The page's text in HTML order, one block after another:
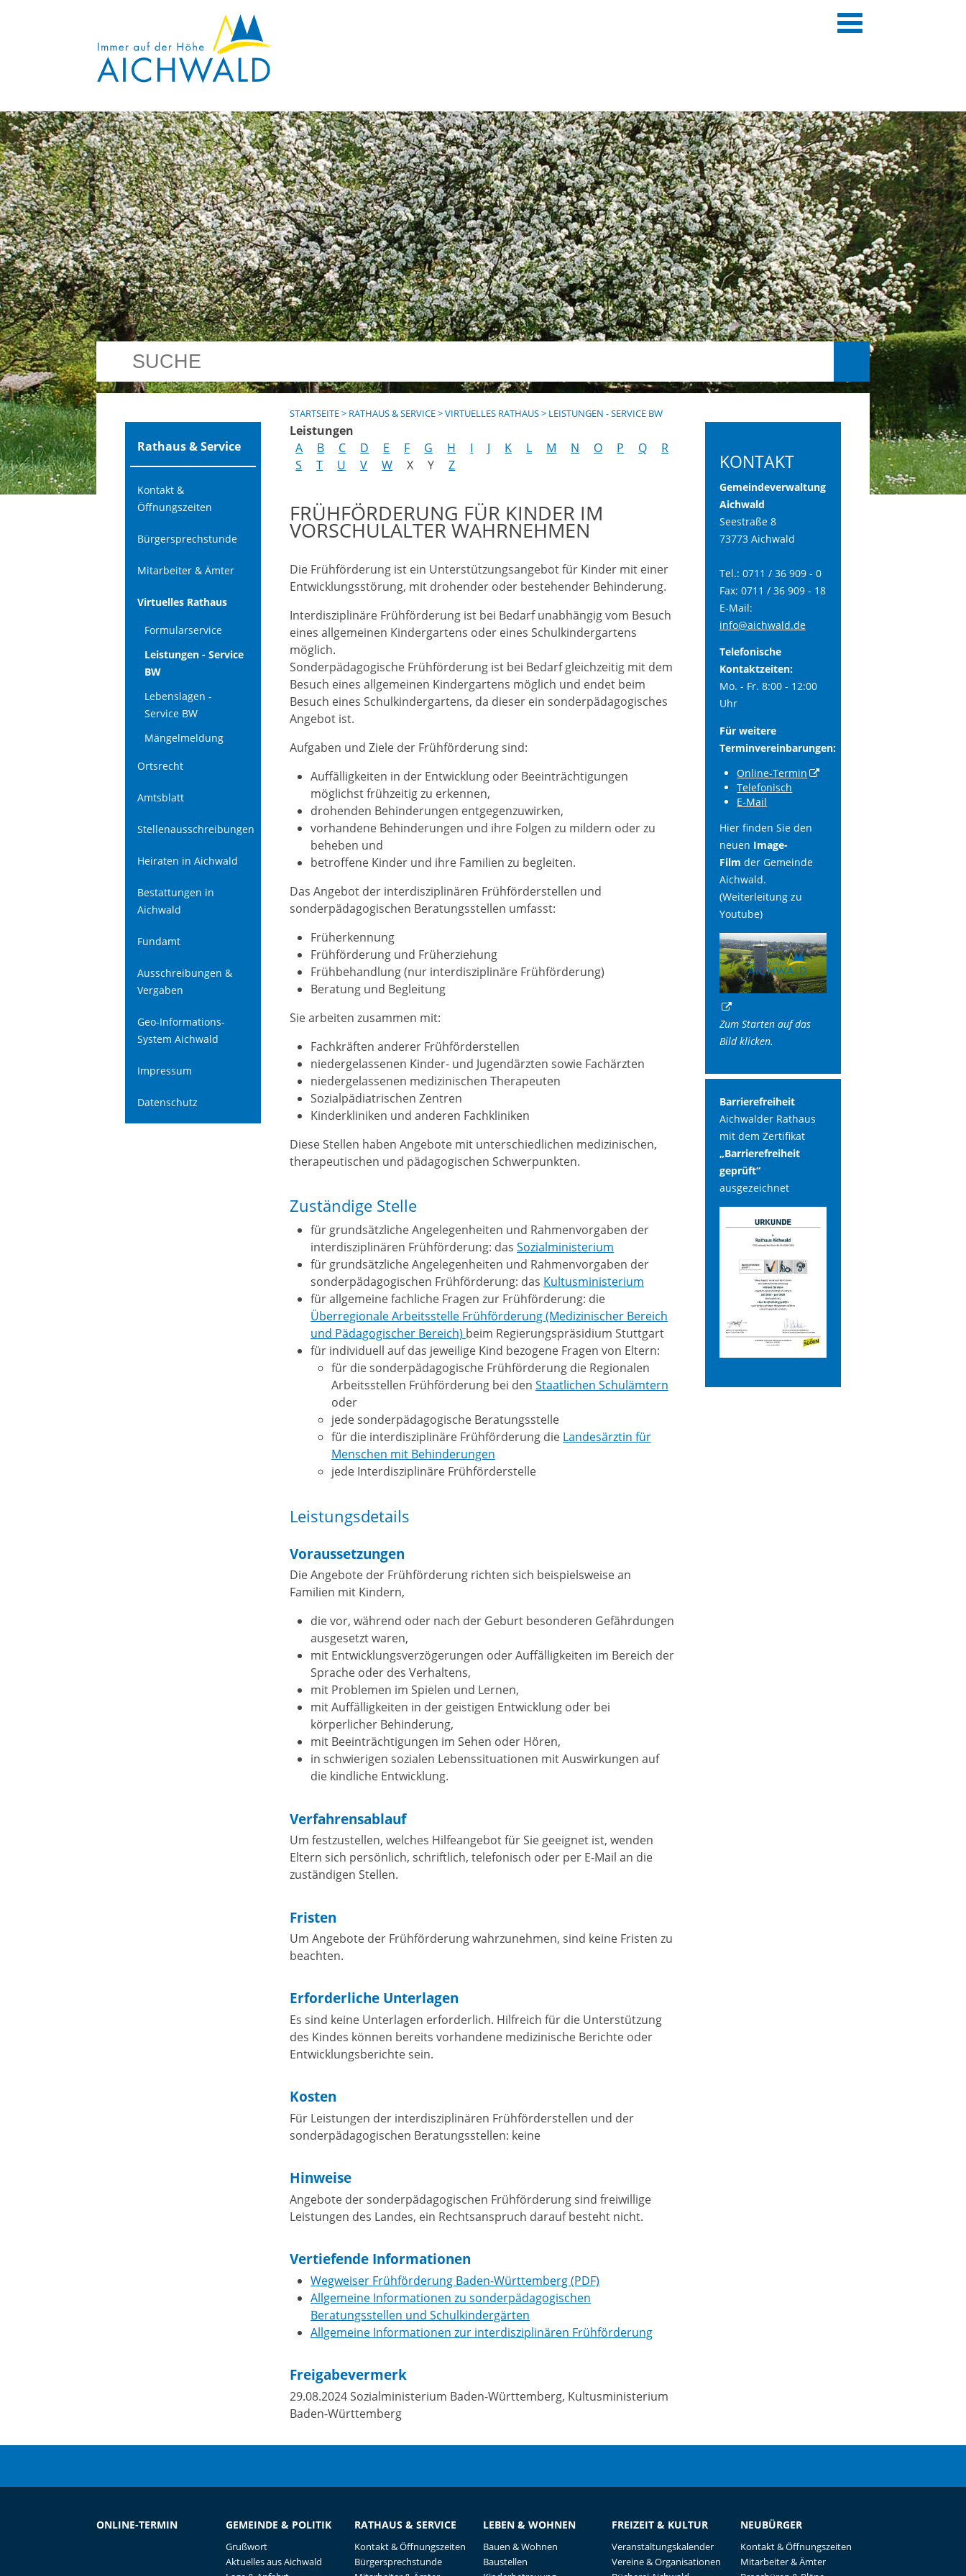
Rathaus & Service
Kontakt &
Öffnungszeiten
Bürgersprechstunde
Mitarbeiter & Ämter
Virtuelles Rathaus
Formularservice
Leistungen - Service
BW
Lebenslagen -
Service BW
Mängelmeldung
Ortsrecht
Amtsblatt
Stellenausschreibungen
Heiraten in Aichwald
Bestattungen in
Aichwald
Fundamt
Ausschreibungen &
Vergaben
Geo-Informations-
System Aichwald
Impressum
Datenschutz
STARTSEITE> RATHAUS & SERVICE>VIRTUELLES RATHAUS> LEISTUNGEN - SERVICE BW
Leistungen
A
B C D E F G H I J K L M N O P Q
R
S
T U V W X Y Z
FRÜHFÖRDERUNG FÜR KINDER IM
VORSCHULALTER WAHRNEHMEN
Die Frühförderung ist ein Unterstützungsangebot für Kinder mit einer
Entwicklungsstörung, mit drohender oder bestehender Behinderung.
Interdisziplinäre Frühförderung ist bei Bedarf unabhängig vom Besuch
eines allgemeinen Kindergartens oder eines Schulkindergartens
möglich.
Sonderpädagogische Frühförderung ist bei Bedarf gleichzeitig mit dem
Besuch eines allgemeinen Kindergartens möglich und endet beim
Besuch eines Schulkindergartens, da dieser ein sonderpädagogisches
Angebot ist.
Aufgaben und Ziele der Frühförderung sind:
Auffälligkeiten in der Entwicklung oder Beeinträchtigungen
möglichst frühzeitig zu erkennen,
drohenden Behinderungen entgegenzuwirken,
vorhandene Behinderungen und ihre Folgen zu mildern oder zu
beheben und
betroffene Kinder und ihre Familien zu begleiten.
Das Angebot der interdisziplinären Frühförderstellen und
sonderpädagogischen Beratungsstellen umfasst:
Früherkennung
Frühförderung und Früherziehung
Frühbehandlung (nur interdisziplinäre Frühförderung)
Beratung und Begleitung
Sie arbeiten zusammen mit:
Fachkräften anderer Frühförderstellen
niedergelassenen Kinder- und Jugendärzten sowie Fachärzten
niedergelassenen medizinischen Therapeuten
Sozialpädiatrischen Zentren
Kinderkliniken und anderen Fachkliniken
Diese Stellen haben Angebote mit unterschiedlichen medizinischen,
therapeutischen und pädagogischen Schwerpunkten.
Zuständige Stelle
für grundsätzliche Angelegenheiten und Rahmenvorgaben der
interdisziplinären Frühförderung: das Sozialministerium
für grundsätzliche Angelegenheiten und Rahmenvorgaben der
sonderpädagogischen Frühförderung: das Kultusministerium
für allgemeine fachliche Fragen zur Frühförderung: die
Überregionale Arbeitsstelle Frühförderung (Medizinischer Bereich
und Pädagogischer Bereich) beim Regierungspräsidium Stuttgart
für individuell auf das jeweilige Kind bezogene Fragen von Eltern:
für die sonderpädagogische Frühförderung die Regionalen
Arbeitsstellen Frühförderung bei den Staatlichen Schulämtern
oder
jede sonderpädagogische Beratungsstelle
für die interdisziplinäre Frühförderung die Landesärztin für
Menschen mit Behinderungen
jede Interdisziplinäre Frühförderstelle
Leistungsdetails
Voraussetzungen
Die Angebote der Frühförderung richten sich beispielsweise an
Familien mit Kindern,
die vor, während oder nach der Geburt besonderen Gefährdungen
ausgesetzt waren,
mit Entwicklungsverzögerungen oder Auffälligkeiten im Bereich der
Sprache oder des Verhaltens,
mit Problemen im Spielen und Lernen,
mit Auffälligkeiten in der geistigen Entwicklung oder bei
körperlicher Behinderung,
mit Beeinträchtigungen im Sehen oder Hören,
in schwierigen sozialen Lebenssituationen mit Auswirkungen auf
die kindliche Entwicklung.
Verfahrensablauf
Um festzustellen, welches Hilfeangebot für Sie geeignet ist, wenden
Eltern sich persönlich, schriftlich, telefonisch oder per E-Mail an die
zuständigen Stellen.
Fristen
Um Angebote der Frühförderung wahrzunehmen, sind keine Fristen zu
beachten.
Erforderliche Unterlagen
Es sind keine Unterlagen erforderlich. Hilfreich für die Unterstützung
des Kindes können bereits vorhandene medizinische Berichte oder
Entwicklungsberichte sein.
Kosten
Für Leistungen der interdisziplinären Frühförderstellen und der
sonderpädagogischen Beratungsstellen: keine
Hinweise
Angebote der sonderpädagogischen Frühförderung sind freiwillige
Leistungen des Landes, ein Rechtsanspruch darauf besteht nicht.
Vertiefende Informationen
Wegweiser Frühförderung Baden-Württemberg (PDF)
Allgemeine Informationen zu sonderpädagogischen
Beratungsstellen und Schulkindergärten
Allgemeine Informationen zur interdisziplinären Frühförderung
Freigabevermerk
29.08.2024 Sozialministerium Baden-Württemberg, Kultusministerium
Baden-Württemberg
KONTAKT
Gemeindeverwaltung
Aichwald
Seestraße 8
73773 Aichwald
Tel.: 0711 / 36 909 - 0
Fax: 0711 / 36 909 - 18
E-Mail:
info@aichwald.de
Telefonische
Kontaktzeiten:
Mo. - Fr. 8:00 - 12:00
Uhr
Für weitere
Terminvereinbarungen:
Online-Termin
Telefonisch
E-Mail
Hier finden Sie den
neuen Image-
Film der Gemeinde
Aichwald.
(Weiterleitung zu
Youtube)
Zum Starten auf das
Bild klicken.
Barrierefreiheit
Aichwalder Rathaus
mit dem Zertifikat
„Barrierefreiheit
geprüft“
ausgezeichnet
ONLINE-TERMIN GEMEINDE & POLITIK
Grußwort
Aktuelles aus Aichwald
RATHAUS & SERVICE
Kontakt & Öffnungszeiten
Bürgersprechstunde
LEBEN & WOHNEN
Bauen & Wohnen
Baustellen
FREIZEIT & KULTUR
Veranstaltungskalender
Vereine & Organisationen
NEUBÜRGER
Kontakt & Öffnungszeiten
Mitarbeiter & Ämter